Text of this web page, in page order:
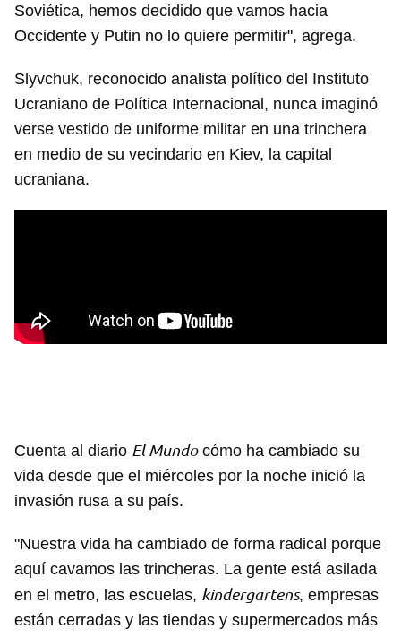
Soviética, hemos decidido que vamos hacia
Occidente y Putin no lo quiere permitir", agrega.
Slyvchuk, reconocido analista político del Instituto
Ucraniano de Política Internacional, nunca imaginó
verse vestido de uniforme militar en una trinchera
en medio de su vecindario en Kiev, la capital
ucraniana.
Cuenta al diario El Mundocómo ha cambiado su
vida desde que el miércoles por la noche inició la
invasión rusa a su país.
"Nuestra vida ha cambiado de forma radical porque
aquí cavamos las trincheras. La gente está asilada
en el metro, las escuelas, kindergartens, empresas
están cerradas y las tiendas y supermercados más